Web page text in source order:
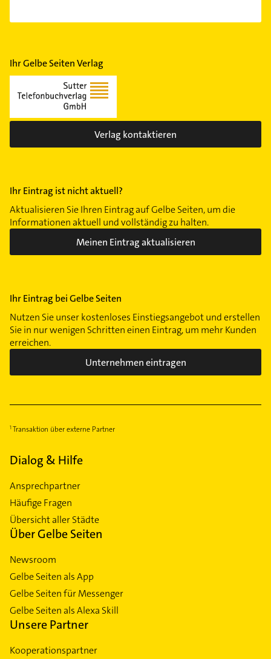
Ihr Gelbe Seiten Verlag
Verlag kontaktieren
Ihr Eintrag ist nicht aktuell?
Aktualisieren Sie Ihren Eintrag auf Gelbe Seiten, um die
Informationen aktuell und vollständig zu halten.
Meinen Eintrag aktualisieren
Ihr Eintrag bei Gelbe Seiten
Nutzen Sie unser kostenloses Einstiegsangebot und erstellen
Sie in nur wenigen Schritten einen Eintrag, um mehr Kunden
erreichen.
Unternehmen eintragen
Transaktion über externe Partner
Dialog & Hilfe
Ansprechpartner
Häufige Fragen
Übersicht aller Städte
Über Gelbe Seiten
Newsroom
Gelbe Seiten als App
Gelbe Seiten für Messenger
Gelbe Seiten als Alexa Skill
Unsere Partner
Kooperationspartner